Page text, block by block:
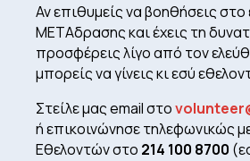
Αν επιθυμείς να βοηθήσεις στο
ΜΕΤΑδρασης και έχεις τη
προσφέρεις λίγο από τον
μπορείς να γίνεις κι εσύ
Στείλε μας email στο
ή επικοινώνησε τηλεφωνικώς
Εθελοντών στο 214 100 8700